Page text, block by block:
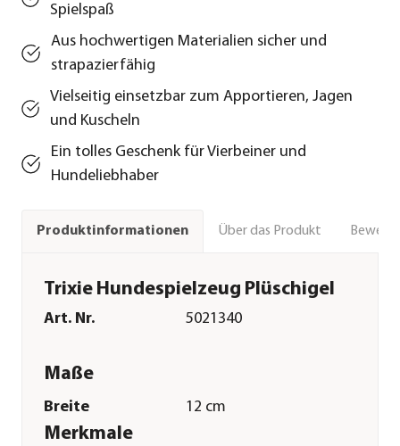
Spielspaß
Aus hochwertigen Materialien sicher und
strapazierfähig
Vielseitig einsetzbar zum Apportieren, Jagen
und Kuscheln
Ein tolles Geschenk für Vierbeiner und
Hundeliebhaber
Produktinformationen Über das Produkt
Trixie Hundespielzeug Plüschigel
Art. Nr. 5021340
Maße
Breite 12 cm
Merkmale